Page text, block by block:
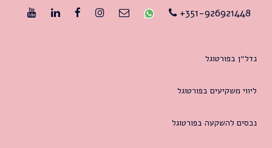
351-926921448+
נדל״ן בפורטוגל
ליווי משקיעים בפורטוגל
נכסים להשקעה בפורטוגל